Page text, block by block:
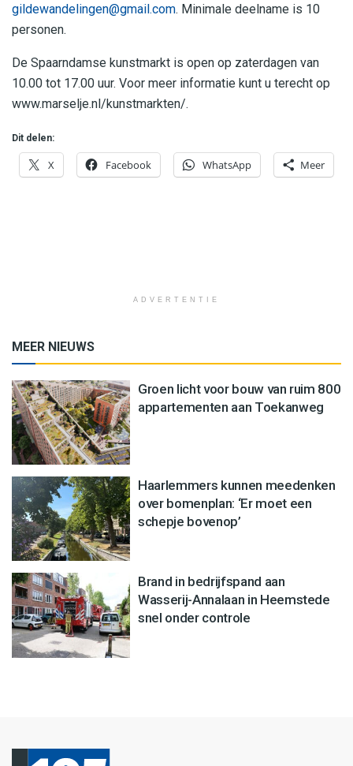
gildewandelingen@gmail.com. Minimale deelname is 10
personen.
De Spaarndamse kunstmarkt is open op zaterdagen van
10.00 tot 17.00 uur. Voor meer informatie kunt u terecht op
www.marselje.nl/kunstmarkten/.
Dit delen:
X Facebook WhatsApp Meer
ADVERTENTIE
MEER NIEUWS
Groen licht voor bouw van ruim 800
appartementen aan Toekanweg
Haarlemmers kunnen meedenken
over bomenplan: ‘Er moet een
schepje bovenop’
Brand in bedrijfspand aan
Wasserij-Annalaan in Heemstede
snel onder controle